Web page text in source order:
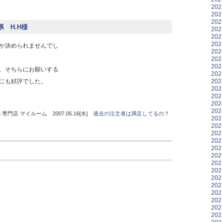
H.H様
決められませんでし
そちらにお願いする
も好評でした。
専門店 マイルーム 2007.05.16[水] 過去の注文者は満足してるの？